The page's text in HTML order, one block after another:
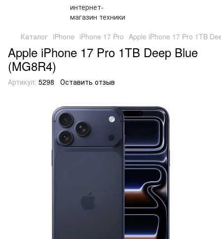
Каталог iPhone iPhone 17 Pro Apple iPhone 17 Pro 1TB
Apple iPhone 17 Pro 1TB Deep Blue
(MG8R4)
Артикул: 5298 Оставить отзыв